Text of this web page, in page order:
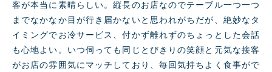
客が本当に素晴らしい。縦⻑のお店なのでテーブル一つ一つ
までなかなか目が行き届かないと思われがちだが、絶妙なタ
イミングでお冷サービス、付かず離れずのちょっとした会話
も心地よい。いつ伺っても同じとびきりの笑顔と元気な接客
がお店の雰囲気にマッチしており、毎回気持ちよく⻝事がで